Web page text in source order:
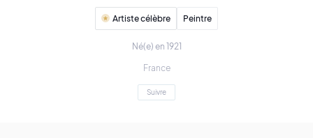
Artiste célèbre Peintre
Né(e) en 1921
France
Suivre